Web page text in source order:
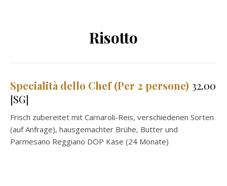
Risotto
Specialità dello Chef (Per 2 persone) 32.00
[SG]
Frisch zubereitet mit Carnaroli-Reis, verschiedenen Sorten
(auf Anfrage), hausgemachter Brühe, Butter und
Parmesano Reggiano DOP Käse (24 Monate)